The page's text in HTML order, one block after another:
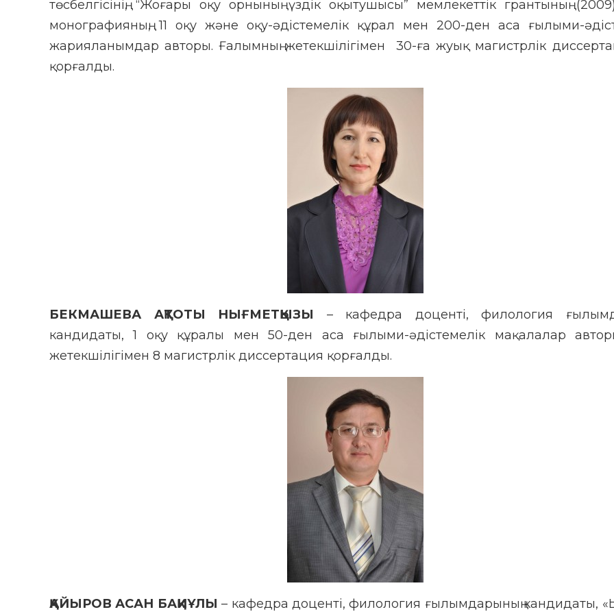
төсбелгісінің, “Жоғары оқу орнының үздік оқытушысы” мемлекеттік грантының
монографияның, 11 оқу және оқу-әдістемелік құрал мен 200-ден аса ғылыми-
жарияланымдар авторы. Ғалымның жетекшілігімен 30-ға жуық магистрлік
қорғалды.
БЕКМАШЕВА АҚТОТЫ НЫҒМЕТҚЫЗЫ – кафедра доценті, филология
кандидаты, 1 оқу құралы мен 50-ден аса ғылыми-әдістемелік мақалалар
жетекшілігімен 8 магистрлік диссертация қорғалды.
ҚАЙЫРОВ АСАН БАҚИҰЛЫ – кафедра доценті, филология ғылымдарының кандидаты,